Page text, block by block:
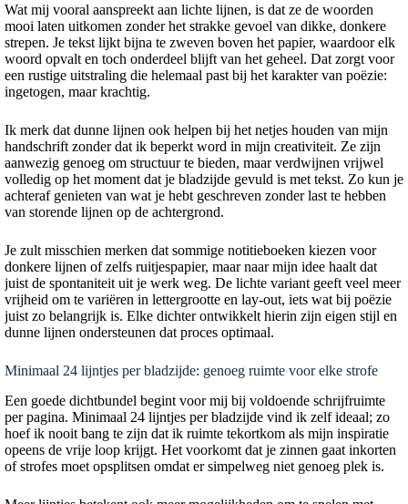
Wat mij vooral aanspreekt aan lichte lijnen, is dat ze de woorden
mooi laten uitkomen zonder het strakke gevoel van dikke, donkere
strepen. Je tekst lijkt bijna te zweven boven het papier, waardoor elk
woord opvalt en toch onderdeel blijft van het geheel. Dat zorgt voor
een rustige uitstraling die helemaal past bij het karakter van poëzie:
ingetogen, maar krachtig.
Ik merk dat dunne lijnen ook helpen bij het netjes houden van mijn
handschrift zonder dat ik beperkt word in mijn creativiteit. Ze zijn
aanwezig genoeg om structuur te bieden, maar verdwijnen vrijwel
volledig op het moment dat je bladzijde gevuld is met tekst. Zo kun je
achteraf genieten van wat je hebt geschreven zonder last te hebben
van storende lijnen op de achtergrond.
Je zult misschien merken dat sommige notitieboeken kiezen voor
donkere lijnen of zelfs ruitjespapier, maar naar mijn idee haalt dat
juist de spontaniteit uit je werk weg. De lichte variant geeft veel meer
vrijheid om te variëren in lettergrootte en lay-out, iets wat bij poëzie
juist zo belangrijk is. Elke dichter ontwikkelt hierin zijn eigen stijl en
dunne lijnen ondersteunen dat proces optimaal.
Minimaal 24 lijntjes per bladzijde: genoeg ruimte voor elke strofe
Een goede dichtbundel begint voor mij bij voldoende schrijfruimte
per pagina. Minimaal 24 lijntjes per bladzijde vind ik zelf ideaal; zo
hoef ik nooit bang te zijn dat ik ruimte tekortkom als mijn inspiratie
opeens de vrije loop krijgt. Het voorkomt dat je zinnen gaat inkorten
of strofes moet opsplitsen omdat er simpelweg niet genoeg plek is.